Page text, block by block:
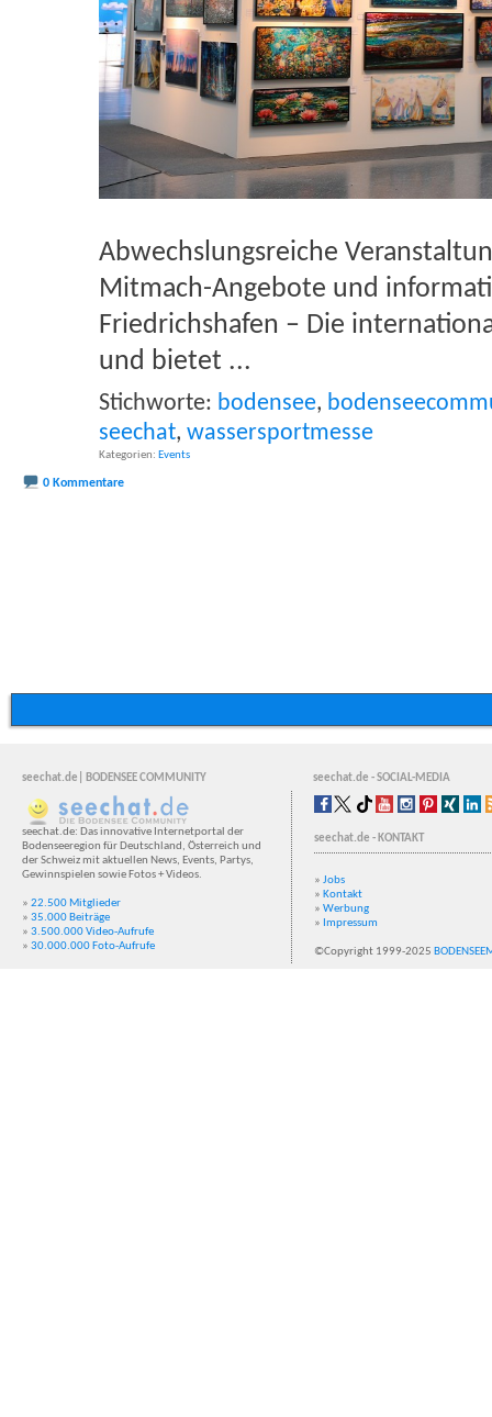
Abwechslungsreiche
Mitmach-Angebote und
Friedrichshafen – Die
und bietet ...
Stichworte: bodensee,
seechat, wassersportmesse
Kategorien Events
0 Kommentare
seechat.de| BODENSEE COMMUNITY seechat.de - SOCIAL-MEDIA
seechat.de: Das innovative Internetportal der
Bodenseeregion für Deutschland, Österreich und
der Schweiz mit aktuellen News, Events, Partys,
Gewinnspielen sowie Fotos + Videos.
» 22.500 Mitglieder
» 35.000 Beiträge
» 3.500.000 Video-Aufrufe
» 30.000.000 Foto-Aufrufe
seechat.de - KONTAKT
» Jobs
» Kontakt
» Werbung
» Impressum
©Copyright 1999-2025